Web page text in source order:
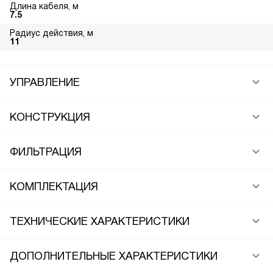
Длина кабеля, м
7.5
Радиус действия, м
11
УПРАВЛЕНИЕ
КОНСТРУКЦИЯ
ФИЛЬТРАЦИЯ
КОМПЛЕКТАЦИЯ
ТЕХНИЧЕСКИЕ ХАРАКТЕРИСТИКИ
ДОПОЛНИТЕЛЬНЫЕ ХАРАКТЕРИСТИКИ